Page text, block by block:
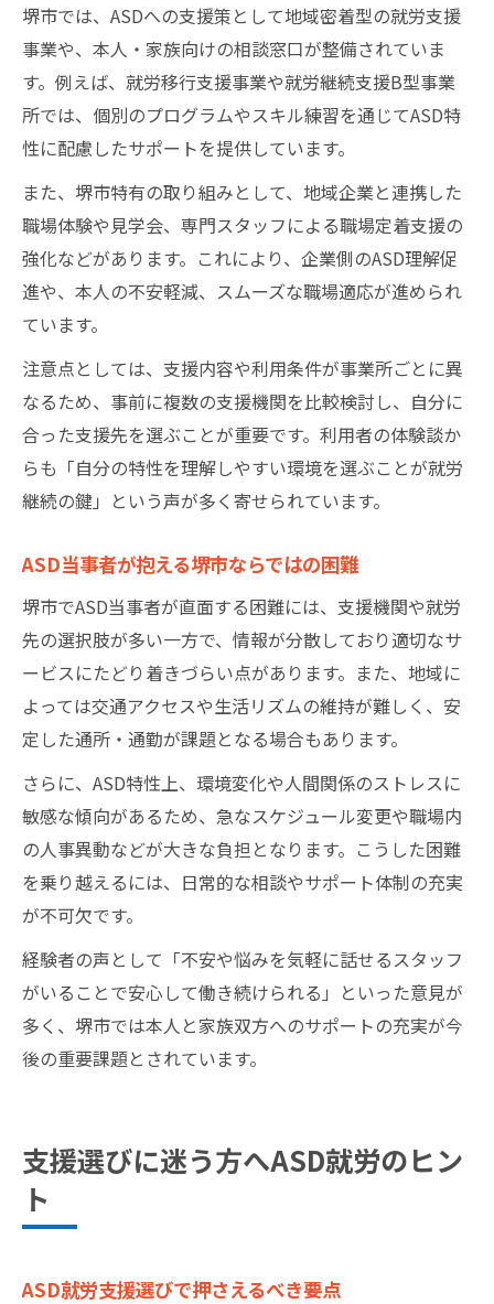
堺市では、ASDへの支援策として地域密着型の就労支援
事業や、本人・家族向けの相談窓口が整備されていま
す。例えば、就労移行支援事業や就労継続支援B型事業
所では、個別のプログラムやスキル練習を通じてASD特
性に配慮したサポートを提供しています。
また、堺市特有の取り組みとして、地域企業と連携した
職場体験や見学会、専門スタッフによる職場定着支援の
強化などがあります。これにより、企業側のASD理解促
進や、本人の不安軽減、スムーズな職場適応が進められ
ています。
注意点としては、支援内容や利用条件が事業所ごとに異
なるため、事前に複数の支援機関を比較検討し、自分に
合った支援先を選ぶことが重要です。利用者の体験談か
らも「自分の特性を理解しやすい環境を選ぶことが就労
継続の鍵」という声が多く寄せられています。
ASD当事者が抱える堺市ならではの困難
堺市でASD当事者が直面する困難には、支援機関や就労
先の選択肢が多い一方で、情報が分散しており適切なサ
ービスにたどり着きづらい点があります。また、地域に
よっては交通アクセスや生活リズムの維持が難しく、安
定した通所・通勤が課題となる場合もあります。
さらに、ASD特性上、環境変化や人間関係のストレスに
敏感な傾向があるため、急なスケジュール変更や職場内
の人事異動などが大きな負担となります。こうした困難
を乗り越えるには、日常的な相談やサポート体制の充実
が不可欠です。
経験者の声として「不安や悩みを気軽に話せるスタッフ
がいることで安心して働き続けられる」といった意見が
多く、堺市では本人と家族双方へのサポートの充実が今
後の重要課題とされています。
支援選びに迷う方へASD就労のヒン
ト
ASD就労支援選びで押さえるべき要点